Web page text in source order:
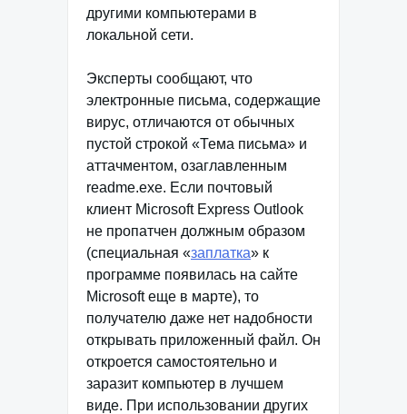
другими компьютерами в
локальной сети.
Эксперты сообщают, что
электронные письма, содержащие
вирус, отличаются от обычных
пустой строкой «Тема письма» и
аттачментом, озаглавленным
readme.exe. Если почтовый
клиент Microsoft Express Outlook
не пропатчен должным образом
(специальная «заплатка» к
программе появилась на сайте
Microsoft еще в марте), то
получателю даже нет надобности
открывать приложенный файл. Он
откроется самостоятельно и
заразит компьютер в лучшем
виде. При использовании других